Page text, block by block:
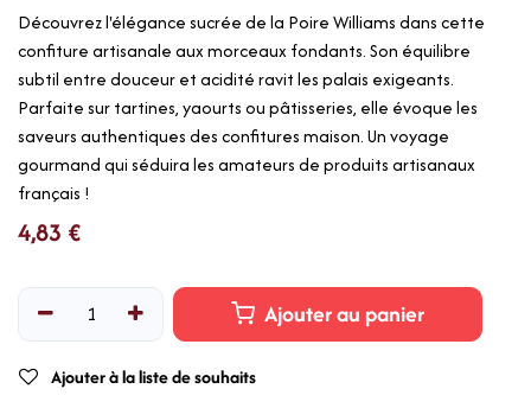
Découvrez l'élégance sucrée de la Poire Williams dans cette
confiture artisanale aux morceaux fondants. Son équilibre
subtil entre douceur et acidité ravit les palais exigeants.
Parfaite sur tartines, yaourts ou pâtisseries, elle évoque les
saveurs authentiques des confitures maison. Un voyage
gourmand qui séduira les amateurs de produits artisanaux
français !
4,83 €
Ajouter au panier
Ajouter à la liste de souhaits